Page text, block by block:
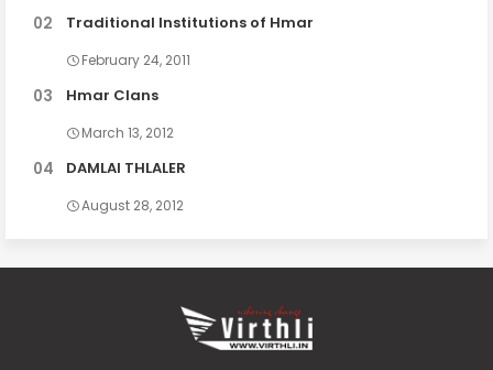
Traditional Institutions of Hmar
February 24, 2011
Hmar Clans
March 13, 2012
DAMLAI THLALER
August 28, 2012